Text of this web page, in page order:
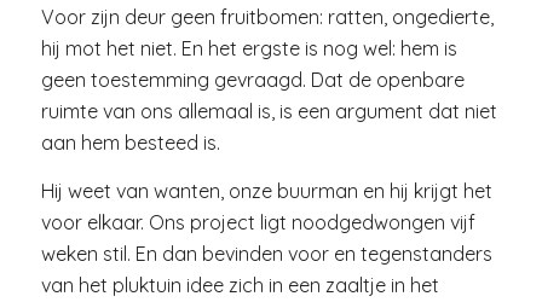
Voor zijn deur geen fruitbomen: ratten, ongedierte,
hij mot het niet. En het ergste is nog wel: hem is
geen toestemming gevraagd. Dat de openbare
ruimte van ons allemaal is, is een argument dat niet
aan hem besteed is.
Hij weet van wanten, onze buurman en hij krijgt het
voor elkaar. Ons project ligt noodgedwongen vijf
weken stil. En dan bevinden voor en tegenstanders
van het pluktuin idee zich in een zaaltje in het